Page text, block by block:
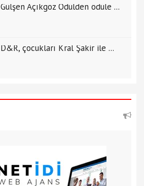
Gülşen Açıkgöz Ödülden ödüle ...
D&R, çocukları Kral Şakir ile ...